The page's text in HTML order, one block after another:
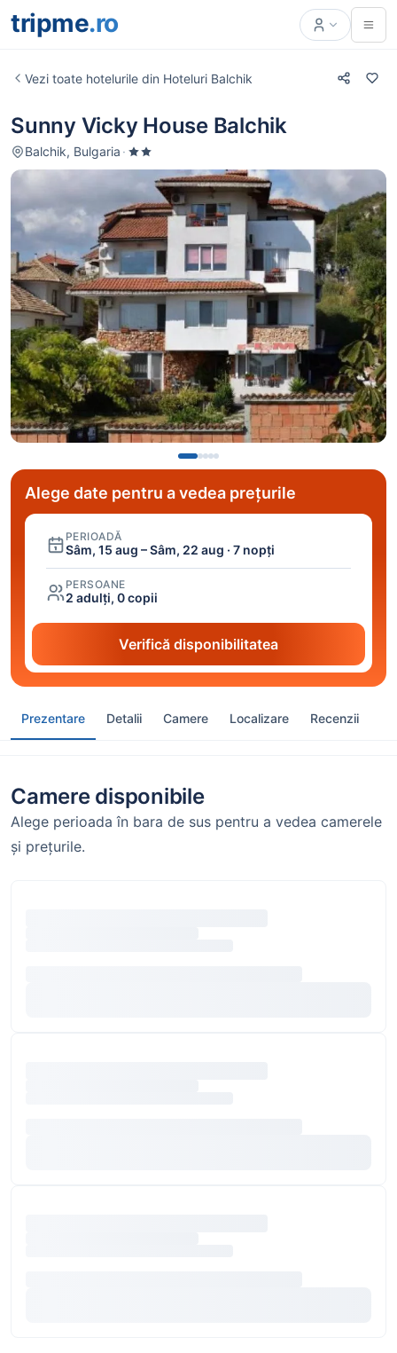
tripme.ro
Alege date pentru a vedea prețurile
PERIOADĂ
Sâm, 15 aug – Sâm, 22 aug · 7 nopți
PERSOANE
2 adulți, 0 copii
Verifică disponibilitatea
Vezi toate hotelurile din Hoteluri Balchik
Prezentare Detalii Camere Localizare Recenzii
Sunny Vicky House Balchik
Balchik, Bulgaria ·
Camere disponibile
Alege perioada în bara de sus pentru a vedea camerele
și prețurile.